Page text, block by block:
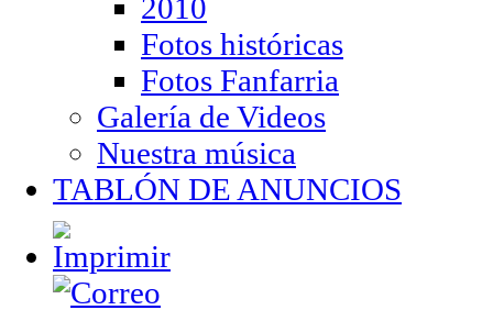
2010
Fotos históricas
Fotos Fanfarria
Galería de Videos
Nuestra música
TABLÓN DE ANUNCIOS